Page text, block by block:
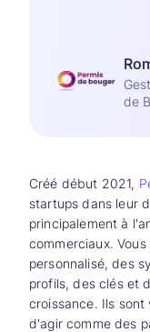
de
Créé début 2021,
startups dans leur
principalement à
commerciaux.
personnalisé, des
profils, des clés et
croissance. Ils sont
d'agir comme des